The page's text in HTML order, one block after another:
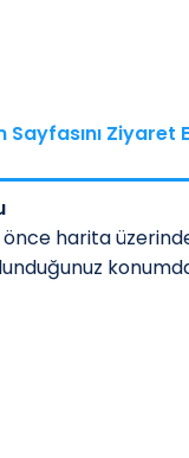
Ziyaret
harita